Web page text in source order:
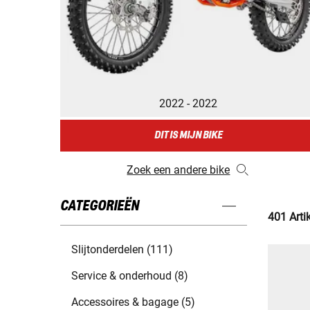
2022 - 2022
DIT IS MIJN BIKE
Zoek een andere bike
CATEGORIEËN
Slijtonderdelen (111)
Service & onderhoud (8)
Accessoires & bagage (5)
401